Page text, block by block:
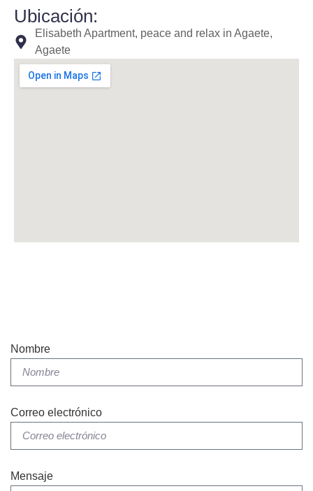
Ubicación:
Elisabeth Apartment, peace and relax in Agaete,
Agaete
Nombre
Correo electrónico
Mensaje